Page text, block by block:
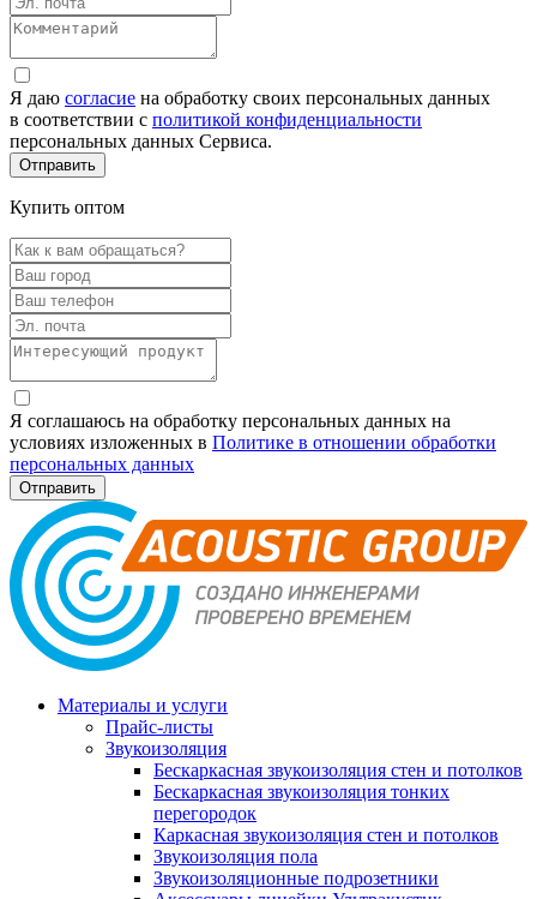
Я даю согласие на обработку своих персональных данных
в соответствии с политикой конфиденциальности
персональных данных Сервиса.
Купить оптом
Я соглашаюсь на обработку персональных данных на
условиях изложенных в Политике в отношении обработки
персональных данных
Материалы и услуги
Прайс-листы
Звукоизоляция
Бескаркасная звукоизоляция стен и потолков
Бескаркасная звукоизоляция тонких
перегородок
Каркасная звукоизоляция стен и потолков
Звукоизоляция пола
Звукоизоляционные подрозетники